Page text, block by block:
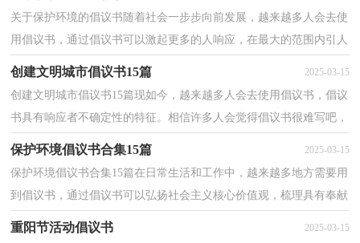
关于保护环境的倡议书随着社会一步步向前发展，越来越多人会去使
用倡议书，通过倡议书可以激起更多的人响应，在最大的范围内引人
创建文明城市倡议书15篇 2025-03-15
创建文明城市倡议书15篇现如今，越来越多人会去使用倡议书，倡议
书具有响应者不确定性的特征。相信许多人会觉得倡议书很难写吧，
下面是小编为大家整理的创建文明城市倡议书，供大家...
保护环境倡议书合集15篇 2025-03-15
保护环境倡议书合集15篇在日常生活和工作中，越来越多地方需要用
到倡议书，通过倡议书可以弘扬社会主义核心价值观，梳理具有奉献
重阳节活动倡议书 2025-03-15